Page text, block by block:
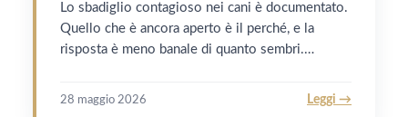
Lo sbadiglio contagioso nei cani è documentato.
Quello che è ancora aperto è il perché, e la
risposta è meno banale di quanto sembri.…
28 maggio 2026 Leggi →